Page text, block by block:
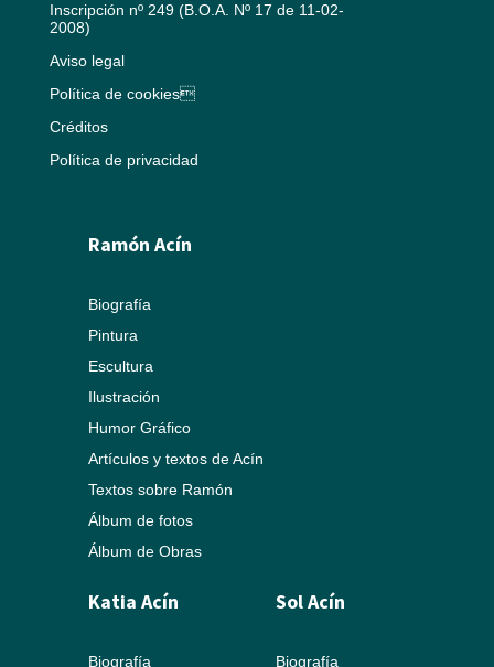
Inscripción nº 249 (B.O.A. Nº 17 de 11-02-
2008)
Aviso legal
Política de cookies
Créditos
Política de privacidad
Ramón Acín
Biografía
Pintura
Escultura
Ilustración
Humor Gráfico
Artículos y textos de Acín
Textos sobre Ramón
Álbum de fotos
Álbum de Obras
Katia Acín
Biografía
Sol Acín
Biografía